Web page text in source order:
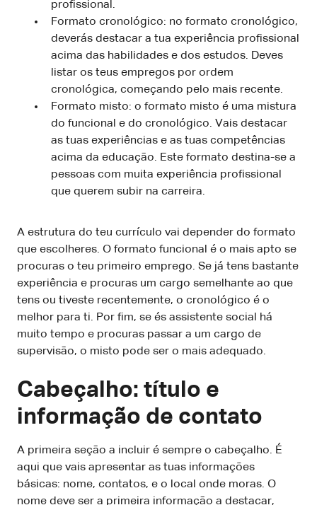
profissional.
Formato cronológico: no formato cronológico,
deverás destacar a tua experiência profissional
acima das habilidades e dos estudos. Deves
listar os teus empregos por ordem
cronológica, começando pelo mais recente.
Formato misto: o formato misto é uma mistura
do funcional e do cronológico. Vais destacar
as tuas experiências e as tuas competências
acima da educação. Este formato destina-se a
pessoas com muita experiência profissional
que querem subir na carreira.
A estrutura do teu currículo vai depender do formato
que escolheres. O formato funcional é o mais apto se
procuras o teu primeiro emprego. Se já tens bastante
experiência e procuras um cargo semelhante ao que
tens ou tiveste recentemente, o cronológico é o
melhor para ti. Por fim, se és assistente social há
muito tempo e procuras passar a um cargo de
supervisão, o misto pode ser o mais adequado.
Cabeçalho: título e
informação de contato
A primeira seção a incluir é sempre o cabeçalho. É
aqui que vais apresentar as tuas informações
básicas: nome, contatos, e o local onde moras. O
nome deve ser a primeira informação a destacar,